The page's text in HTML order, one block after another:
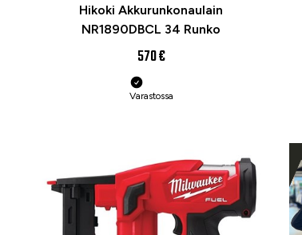
Hikoki Akkurunkonaulain
NR1890DBCL 34 Runko
570 €
Varastossa